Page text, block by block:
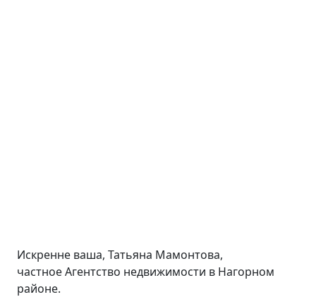
Искренне ваша, Татьяна Мамонтова,
частное Агентство недвижимости в Нагорном
районе.